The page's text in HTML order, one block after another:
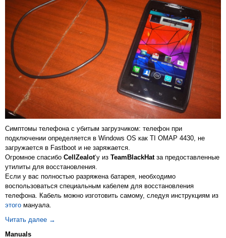
Симптомы телефона с убитым загрузчиком: телефон при
подключении определяется в Windows OS как TI OMAP 4430, не
загружается в Fastboot и не заряжается.
Огромное спасибо CellZealot‘у из TeamBlackHatза предоставленные
утилиты для восстановления.
Если у вас полностью разряжена батарея, необходимо
воспользоваться специальным кабелем для восстановления
телефона. Кабель можно изготовить самому, следуя инструкциям из
этого мануала.
Читать далее
Восстановление RAZR XT910 в Ubuntu OS или любом
→
Manuals